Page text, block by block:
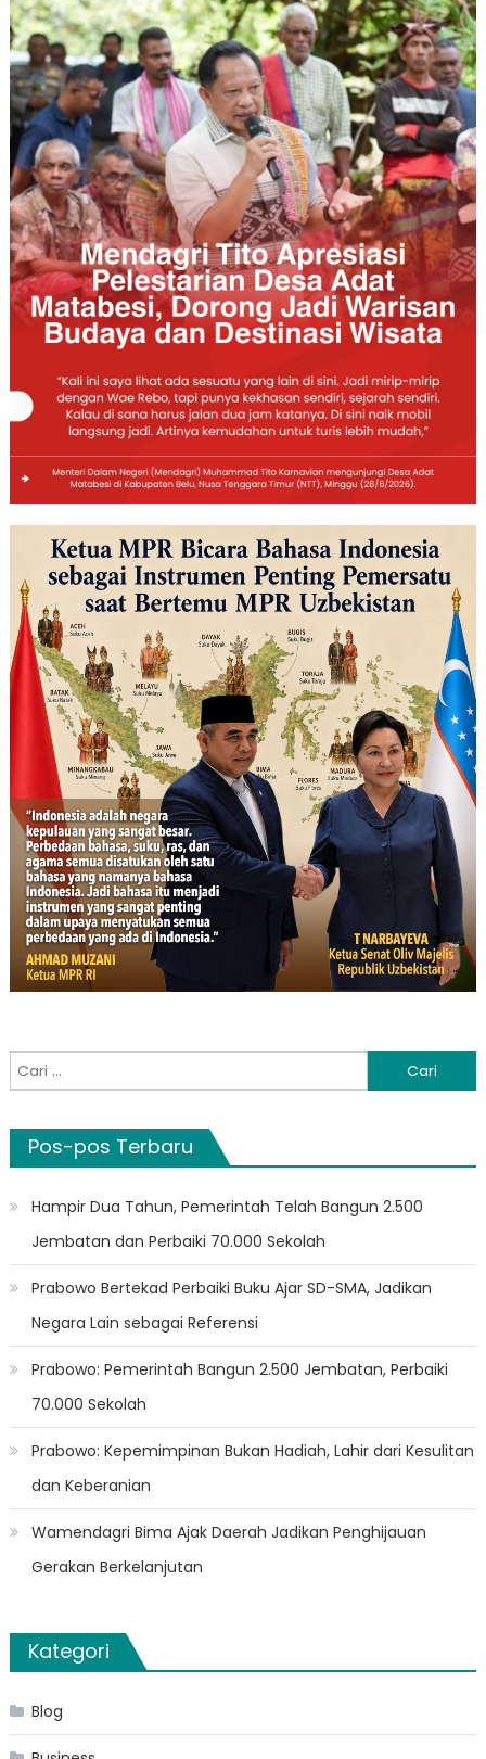
Cari
untuk:
Pos-pos Terbaru
Hampir Dua Tahun, Pemerintah Telah Bangun 2.500
Jembatan dan Perbaiki 70.000 Sekolah
Prabowo Bertekad Perbaiki Buku Ajar SD-SMA, Jadikan
Negara Lain sebagai Referensi
Prabowo: Pemerintah Bangun 2.500 Jembatan, Perbaiki
70.000 Sekolah
Prabowo: Kepemimpinan Bukan Hadiah, Lahir dari Kesulitan
dan Keberanian
Wamendagri Bima Ajak Daerah Jadikan Penghijauan
Gerakan Berkelanjutan
Kategori
Blog